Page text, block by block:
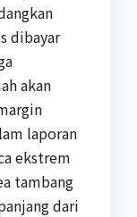
dibayar
akan
laporan
ekstrem
tambang
dari